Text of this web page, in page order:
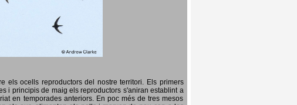
els ocells reproductors del nostre territori. Els primers
i principis de maig els reproductors s'aniran establint a
en temporades anteriors. En poc més de tres mesos